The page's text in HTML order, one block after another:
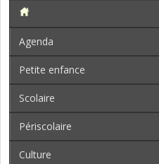
Agenda
Petite enfance
Scolaire
Périscolaire
Culture